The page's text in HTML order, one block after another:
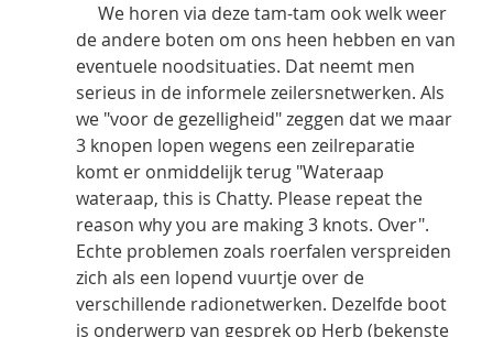
de andere boten om ons heen hebben en van
eventuele noodsituaties. Dat neemt men
serieus in de informele zeilersnetwerken. Als
we "voor de gezelligheid" zeggen dat we maar
3 knopen lopen wegens een zeilreparatie
komt er onmiddelijk terug "Wateraap
wateraap, this is Chatty. Please repeat the
reason why you are making 3 knots. Over".
Echte problemen zoals roerfalen verspreiden
zich als een lopend vuurtje over de
verschillende radionetwerken. Dezelfde boot
is onderwerp van gesprek op Herb (bekenste